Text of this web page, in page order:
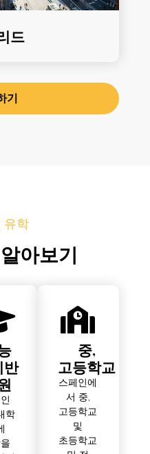
드
기
유학
아보기
반
학
중,
고등학교
스페인에
서 중,
고등학교
및
초등학교